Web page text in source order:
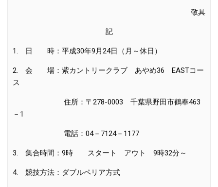
敬具
記
1. 日 時：平成30年9月 24日（月～休日）
2. 会 場：紫カントリークラブ あやめ36 EASTコー
ス
住所：〒 278-0003 千葉県野田市鶴奉463
－ 1
電話： 04－ 7124－ 1177
3. 集合時間： 9時 スタート アウト 9時32分～
4. 競技方法：ダブルペリア方式